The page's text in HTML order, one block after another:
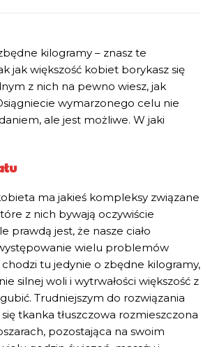
kilogramy – znasz te
jak większość kobiet borykasz się
z nich na pewno wiesz, jak
wymarzonego celu nie
ale jest możliwe. W jaki
ma jakieś kompleksy związane
z nich bywają oczywiście
prawdą jest, że nasze ciało
wielu problemów
tu jedynie o zbędne kilogramy,
silnej woli i wytrwałości większość z
Trudniejszym do rozwiązania
tkanka tłuszczowa rozmieszczona
pozostająca na swoim